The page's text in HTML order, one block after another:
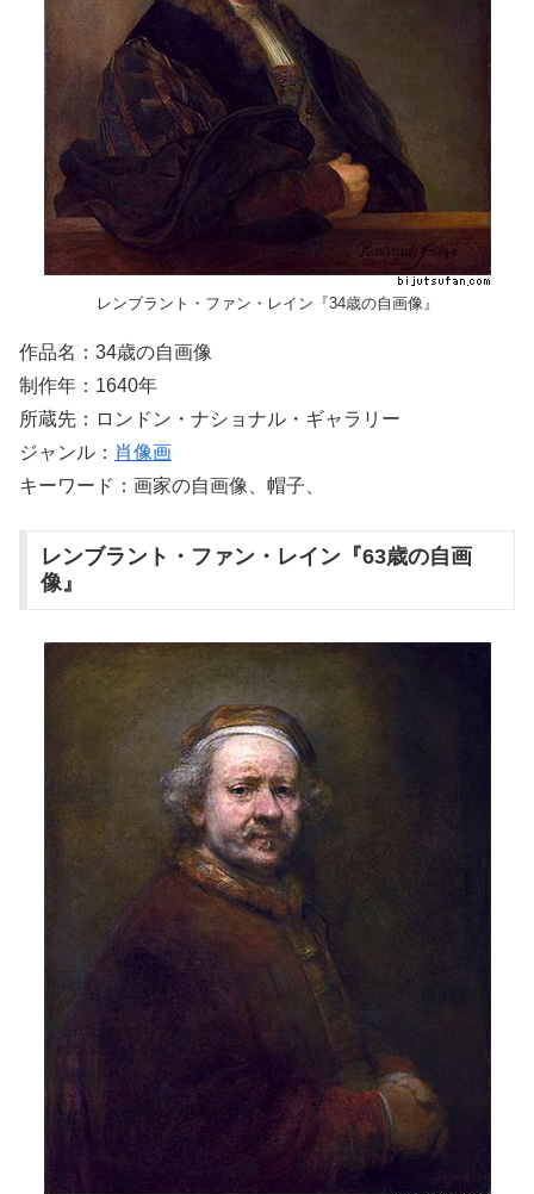
レンブラント・ファン・レイン『34歳の自画像』
作品名：34歳の自画像
制作年：1640年
所蔵先：ロンドン・ナショナル・ギャラリー
ジャンル： 肖像画
キーワード：画家の自画像、帽子、
レンブラント・ファン・レイン『63歳の自画
像』